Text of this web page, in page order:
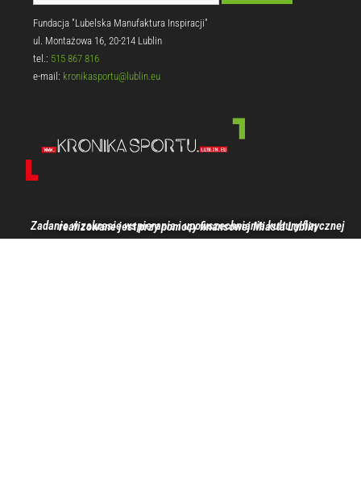
Fundacja "Lubelska Manufaktura Inspiracji"
ul. Montażowa 16, 20-214 Lublin
tel.: 515 867 816
e-mail: kronikasportu@lublin.eu
Zadanie w zakresie wspierania i upowszechniania kultury fizycznej realizowane jest przy pomocy finansowej Miasta Lublin